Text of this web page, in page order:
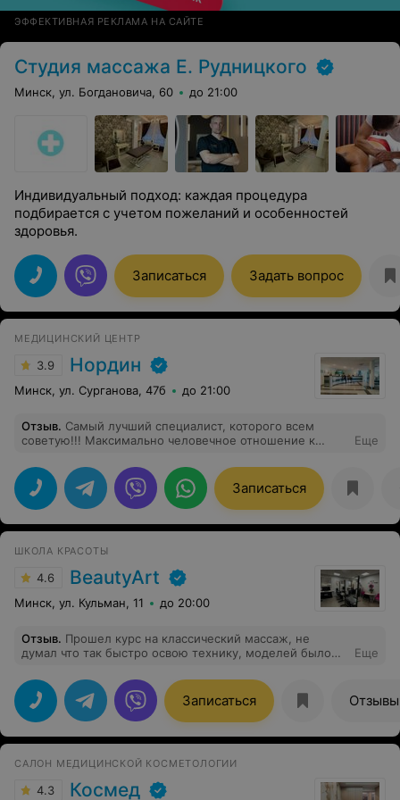
ЭФФЕКТИВНАЯ РЕКЛАМА НА САЙТЕ
Студия массажа Е. Рудницкого
Минск, ул. Богдановича, 60 до 21:00
Индивидуальный подход: каждая процедура
подбирается с учетом пожеланий и особенностей
здоровья.
Записаться Задать вопрос
МЕДИЦИНСКИЙ ЦЕНТР
3.9 Нордин
Минск, ул. Сурганова, 47б до 21:00
Отзыв. Самый лучший специалист, которого всем
советую!!! Максимально человечное отношение к
даже через полгода. Всем рекомендую!
Еще
Записаться
ШКОЛА КРАСОТЫ
4.6 BeautyArt
Минск, ул. Кульман, 11 до 20:00
Отзыв. Прошел курс на классический массаж, не
думал что так быстро освою технику, моделей было
относились с понимание и если в день занятий не
получалось прийти, переносили на удобное мне
время, дальше с большим удовольствием пойду
обучатся.
Еще
Записаться Отзывы
САЛОН МЕДИЦИНСКОЙ КОСМЕТОЛОГИИ
4.3 Космед